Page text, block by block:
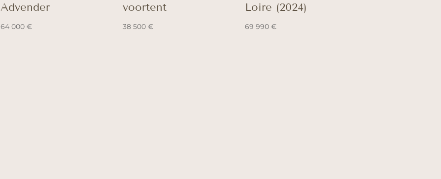
Advender
64 000 €
voortent
38 500 €
Loire (2024)
69 990 €